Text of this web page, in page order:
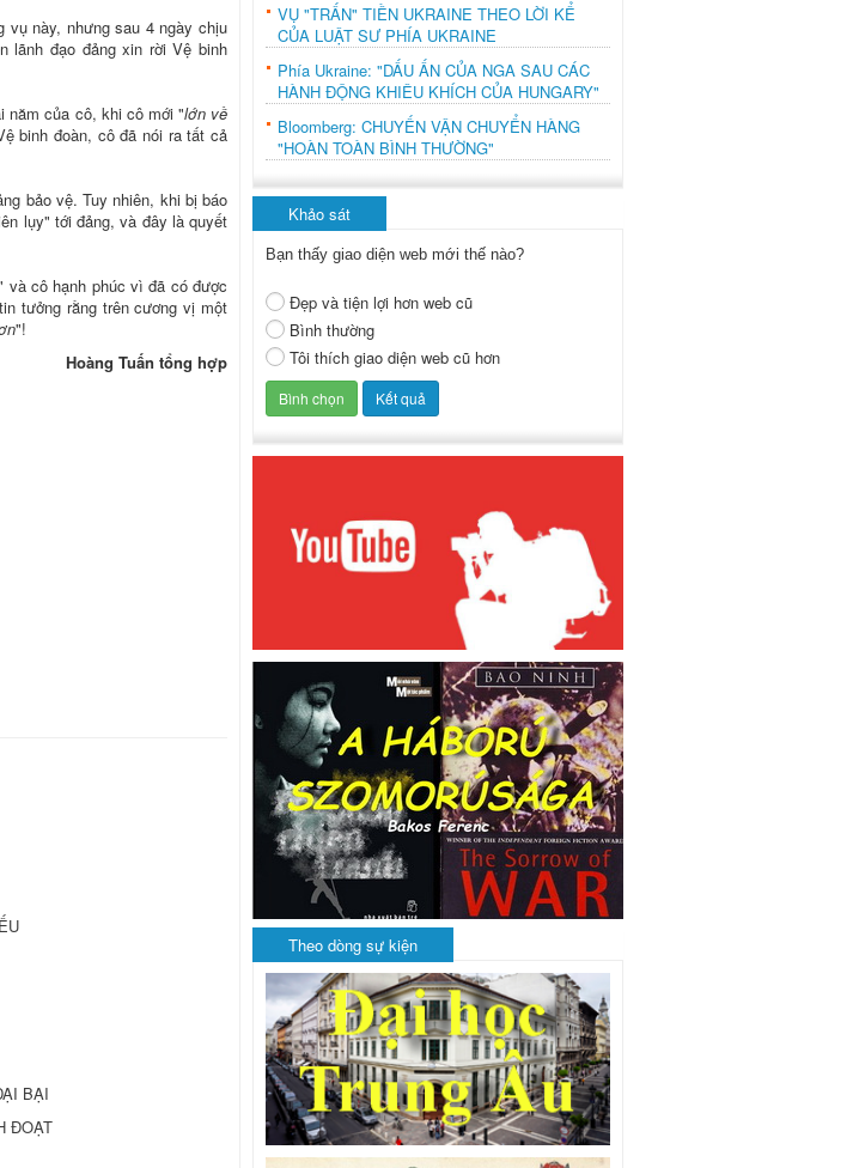
vụ này, nhưng sau 4 ngày chịu
lãnh đạo đảng xin rời Vệ binh
năm của cô, khi cô mới "lớn về
binh đoàn, cô đã nói ra tất cả
bảo vệ. Tuy nhiên, khi bị báo
lụy" tới đảng, và đây là quyết
và cô hạnh phúc vì đã có được
tưởng rằng trên cương vị một
"!
Hoàng Tuấn tổng hợp
BẠI
ĐOẠT
VỤ "TRẤN" TIỀN UKRAINE THEO LỜI KỂ
CỦA LUẬT SƯ PHÍA UKRAINE
Phía Ukraine: "DẤU ẤN CỦA NGA SAU CÁC
HÀNH ĐỘNG KHIÊU KHÍCH CỦA HUNGARY"
Bloomberg: CHUYẾN VẬN CHUYỂN HÀNG
"HOÀN TOÀN BÌNH THƯỜNG"
Khảo sát
Bạn thấy giao diện web mới thế nào?
Đẹp và tiện lợi hơn web cũ
Bình thường
Tôi thích giao diện web cũ hơn
Theo dòng sự kiện